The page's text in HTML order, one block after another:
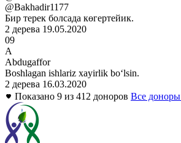
@Bakhadir1177
Бир терек болсада көгертейик.
2 дерева 19.05.2020
09
A
Abdugaffor
Boshlagan ishlariz xayirlik boʻlsin.
2 дерева 16.03.2020
Показано 9 из 412 доноров Все доноры